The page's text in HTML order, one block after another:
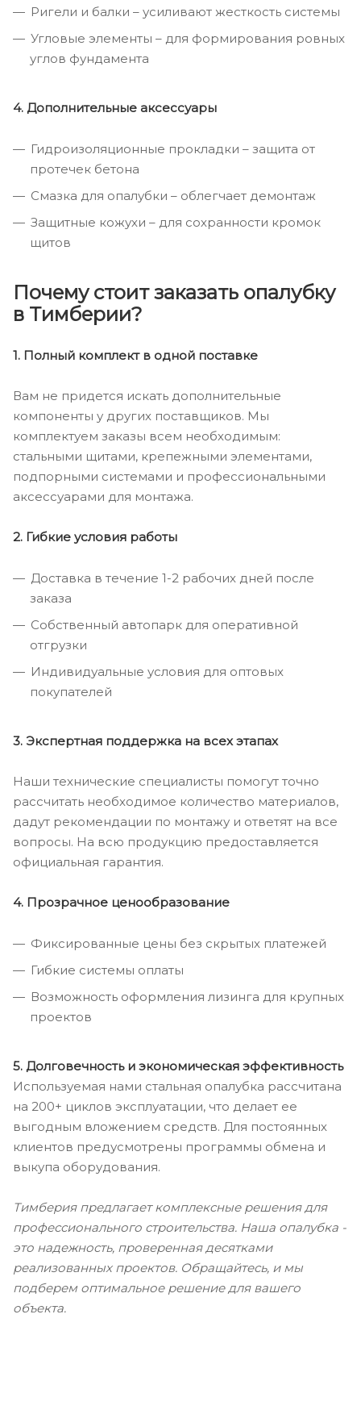
Ригели и балки – усиливают жесткость системы
Угловые элементы – для формирования ровных
углов фундамента
4. Дополнительные аксессуары
Гидроизоляционные прокладки – защита от
протечек бетона
Смазка для опалубки – облегчает демонтаж
Защитные кожухи – для сохранности кромок
щитов
Почему стоит заказать опалубку
в Тимберии?
1. Полный комплект в одной поставке
Вам не придется искать дополнительные
компоненты у других поставщиков. Мы
комплектуем заказы всем необходимым:
стальными щитами, крепежными элементами,
подпорными системами и профессиональными
аксессуарами для монтажа.
2. Гибкие условия работы
Доставка в течение 1-2 рабочих дней после
заказа
Собственный автопарк для оперативной
отгрузки
Индивидуальные условия для оптовых
покупателей
3. Экспертная поддержка на всех этапах
Наши технические специалисты помогут точно
рассчитать необходимое количество материалов,
дадут рекомендации по монтажу и ответят на все
вопросы. На всю продукцию предоставляется
официальная гарантия.
4. Прозрачное ценообразование
Фиксированные цены без скрытых платежей
Гибкие системы оплаты
Возможность оформления лизинга для крупных
проектов
5. Долговечность и экономическая эффективность
Используемая нами стальная опалубка рассчитана
на 200+ циклов эксплуатации, что делает ее
выгодным вложением средств. Для постоянных
клиентов предусмотрены программы обмена и
выкупа оборудования.
Тимберия предлагает комплексные решения для
профессионального строительства. Наша опалубка -
это надежность, проверенная десятками
реализованных проектов. Обращайтесь, и мы
подберем оптимальное решение для вашего
объекта.